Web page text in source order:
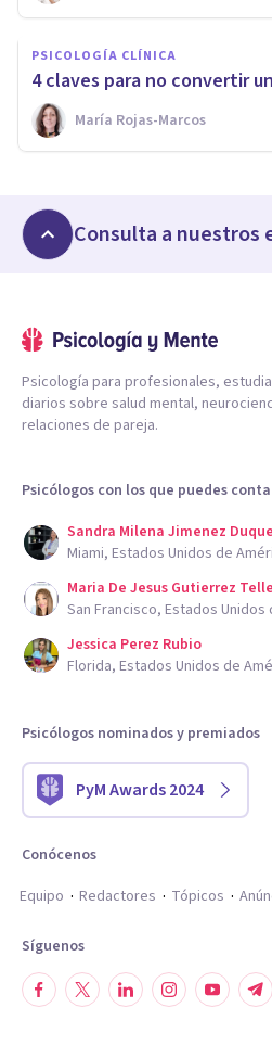
PSICOLOGÍA CLÍNICA
4 claves para no convertir
María Rojas-Marcos
Consulta a nuestros
Psicología para profesionales,
diarios sobre salud mental,
relaciones de pareja.
Psicólogos con los que puedes
Sandra Milena Jimenez Duque
Miami, Estados Unidos de
Maria De Jesus Gutierrez
San Francisco, Estados Unidos
Jessica Perez Rubio
Florida, Estados Unidos de
Psicólogos nominados y premiados
PyM Awards 2024
Conócenos
Equipo
Redactores Tópicos
Síguenos